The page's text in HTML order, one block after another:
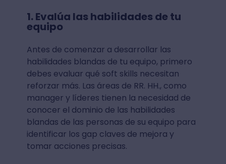
1. Evalúa las habilidades de tu
equipo
Antes de comenzar a desarrollar las
habilidades blandas de tu equipo, primero
debes evaluar qué soft skills necesitan
reforzar más. Las áreas de RR. HH., como
manager y líderes tienen la necesidad de
conocer el dominio de las habilidades
blandas de las personas de su equipo para
identificar los gap claves de mejora y
tomar acciones precisas.